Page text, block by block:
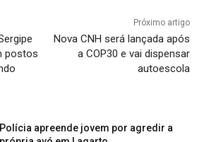
postos
Próximo artigo
Nova CNH será lançada após
a COP30 e vai dispensar
autoescola
Polícia apreende jovem por agredir a